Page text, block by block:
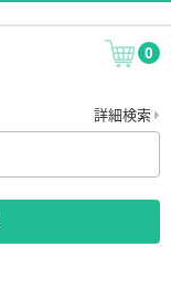
0
詳細検索